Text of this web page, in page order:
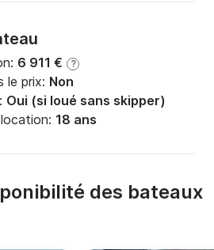
6 911 € ?
le prix: Non
Oui (si loué sans skipper)
18 ans
des bateaux